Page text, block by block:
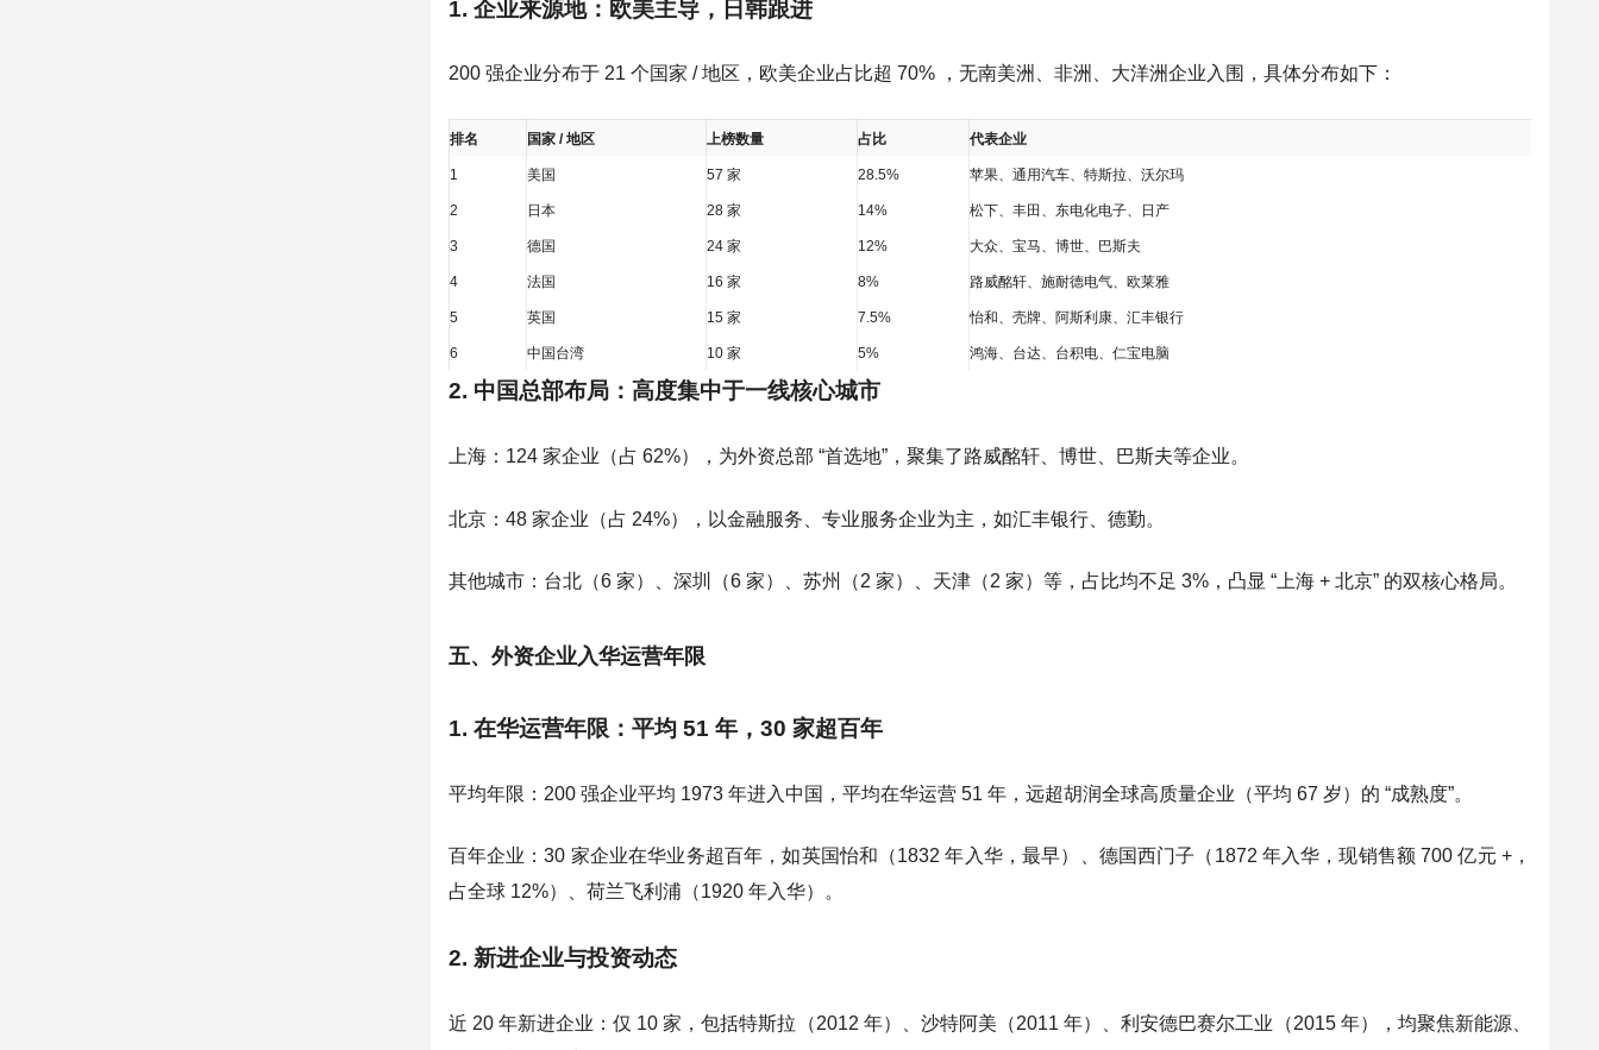
1. 企业来源地：欧美主导，日韩跟进
200 强企业分布于 21 个国家 / 地区，欧美企业占比超 70% ，无南美洲、非洲、大洋洲企业入围，具体分布如下：
排名 国家 / 地区 上榜数量 占比 代表企业
1 美国 57 家 28.5% 苹果、通用汽车、特斯拉、沃尔玛
2 日本 28 家 14% 松下、丰田、东电化电子、日产
3 德国 24 家 12% 大众、宝马、博世、巴斯夫
4 法国 16 家 8% 路威酩轩、施耐德电气、欧莱雅
5 英国 15 家 7.5% 怡和、壳牌、阿斯利康、汇丰银行
6 中国台湾 10 家 5% 鸿海、台达、台积电、仁宝电脑
2. 中国总部布局：高度集中于一线核心城市
上海：124 家企业（占 62%），为外资总部 “首选地”，聚集了路威酩轩、博世、巴斯夫等企业。
北京：48 家企业（占 24%），以金融服务、专业服务企业为主，如汇丰银行、德勤。
其他城市：台北（6 家）、深圳（6 家）、苏州（2 家）、天津（2 家）等，占比均不足 3%，凸显 “上海 + 北京” 的双核心格局。
五、外资企业入华运营年限
1. 在华运营年限：平均 51 年，30 家超百年
平均年限：200 强企业平均 1973 年进入中国，平均在华运营 51 年，远超胡润全球高质量企业（平均 67 岁）的 “成熟度”。
百年企业：30 家企业在华业务超百年，如英国怡和（1832 年入华，最早）、德国西门子（1872 年入华，现销售额 700 亿元 +，
占全球 12%）、荷兰飞利浦（1920 年入华）。
2. 新进企业与投资动态
近 20 年新进企业：仅 10 家，包括特斯拉（2012 年）、沙特阿美（2011 年）、利安德巴赛尔工业（2015 年），均聚焦新能源、